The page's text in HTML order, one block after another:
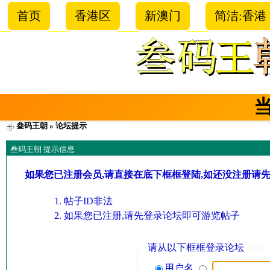
首页 香港区 新澳门 简洁:香港
叁码王朝 » 论坛提示
叁码王朝 提示信息
如果您已注册会员,请直接在底下框框登陆,如还没注册请
帖子ID非法
如果您已注册,请先登录论坛即可游览帖子
请从以下框框登录论坛
用户名